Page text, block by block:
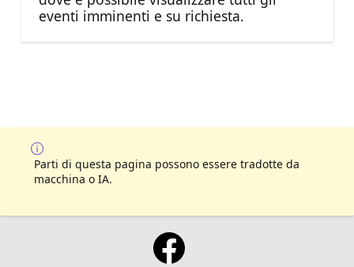
eventi imminenti e su richiesta.
Parti di questa pagina possono essere tradotte da
macchina o IA.